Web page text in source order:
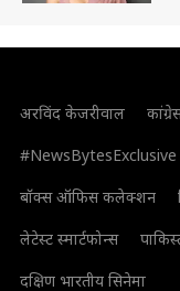
अरविंद केजरीवाल
#NewsBytesExclusive
बॉक्स ऑफिस कलेक्शन
लेटेस्ट स्मार्टफोन्स
दक्षिण भारतीय सिनेमा